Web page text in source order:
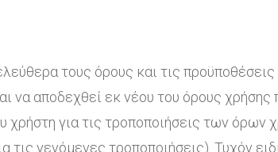
τους όρους και τις
να αποδεχθεί εκ νέου του όρους χρήσης
για τις τροποποιήσεις των όρων
γενόμενες τροποποιήσεις). Τυχόν